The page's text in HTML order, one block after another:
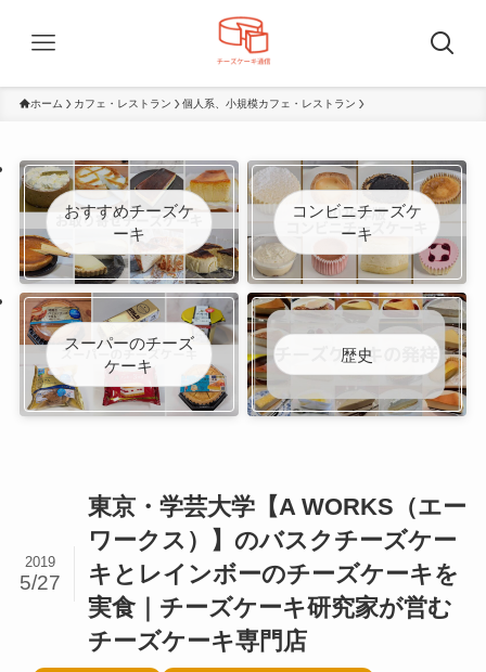
ホーム カフェ・レストラン 個人系、小規模カフェ・レストラン
おすすめチーズケ
ーキ
コンビニチーズケ
ーキ
スーパーのチーズ
ケーキ
歴史
東京・学芸大学【A WORKS（エー
ワークス）】のバスクチーズケー
キとレインボーのチーズケーキを
実食｜チーズケーキ研究家が営む
チーズケーキ専門店
2019
5/27